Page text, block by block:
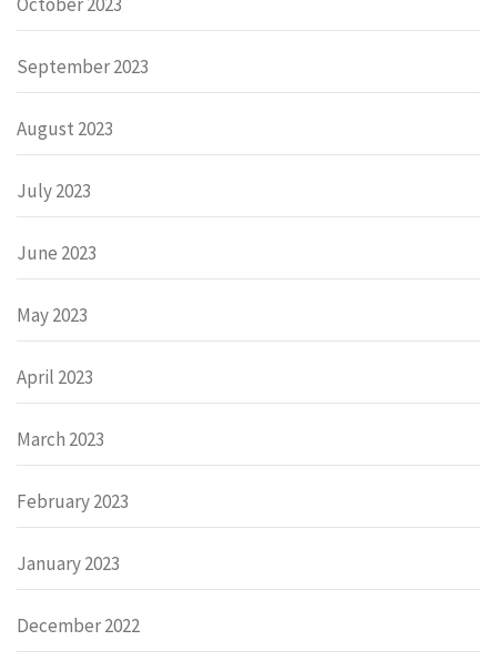
September 2023
August 2023
July 2023
June 2023
May 2023
April 2023
March 2023
February 2023
January 2023
December 2022